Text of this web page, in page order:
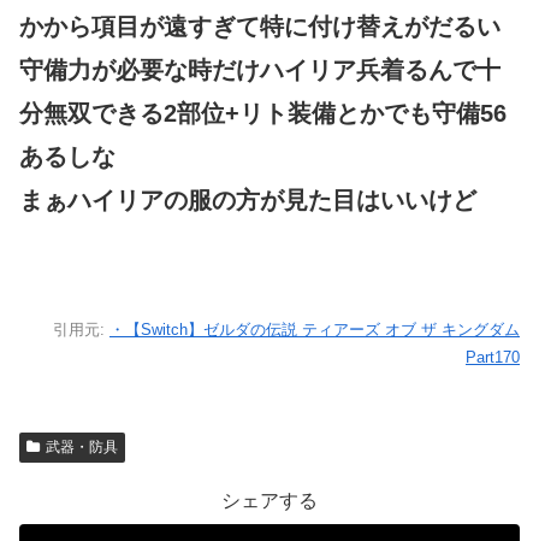
かから項目が遠すぎて特に付け替えがだるい
守備力が必要な時だけハイリア兵着るんで十
分無双できる2部位+リト装備とかでも守備56
あるしな
まぁハイリアの服の方が見た目はいいけど
引用元:
・【Switch】ゼルダの伝説 ティアーズ オブ ザ キングダム
Part170
武器・防具
シェアする